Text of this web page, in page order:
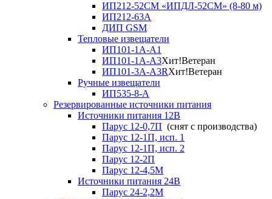
ИП212-52СМ «ИПДЛ-52СМ» (8-80 м)
ИП212-63А
ДИП GSM
Тепловые извещатели
ИП101-1А-А1
ИП101-1А-А3Хит!Ветеран
ИП101-3А-А3RХит!Ветеран
Ручные извещатели
ИП535-8-А
Резервированные источники питания
Источники питания 12В
Парус 12-0,7П (снят с производства)
Парус 12-1П, исп. 1
Парус 12-1П, исп. 2
Парус 12-2П
Парус 12-4,5М
Источники питания 24В
Парус 24-2,2М